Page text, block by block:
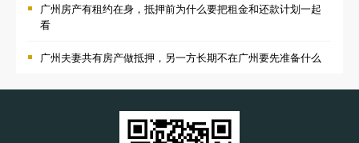
广州房产有租约在身，抵押前为什么要把租金和还款计划一起
看
广州夫妻共有房产做抵押，另一方长期不在广州要先准备什么